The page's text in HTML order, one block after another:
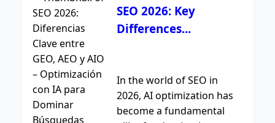
SEO 2026: Key
Differences...
In the world of SEO in
2026, AI optimization has
become a fundamental